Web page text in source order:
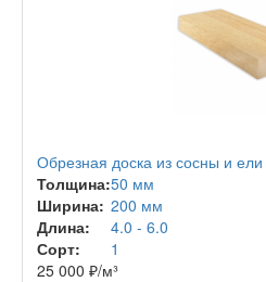
Обрезная доска из сосны и
Толщина:50 мм
Ширина: 200 мм
Длина:
4.0 - 6.0
Сорт:
1
25 000 ₽/м³